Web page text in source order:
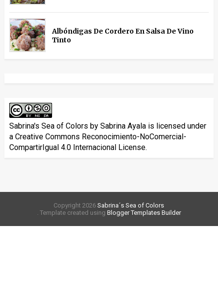
Albóndigas De Cordero En Salsa De Vino
Tinto
Sabrina's Sea of Colors by Sabrina Ayalais licensed under
a Creative Commons Reconocimiento-NoComercial-
CompartirIgual 4.0 Internacional License.
Copyright2026 Sabrina´s Sea of Colors
. Template created using Blogger Templates Builder